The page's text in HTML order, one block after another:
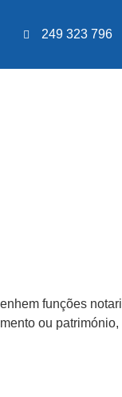
249 323 796
funções
ou